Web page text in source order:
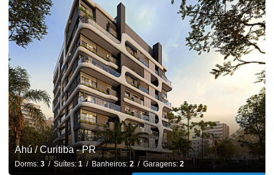
Ahú / Curitiba - PR
Dorms: 3/ Suítes: 1/ Banheiros: 2/ Garagens: 2